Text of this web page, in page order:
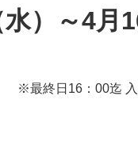
）～4
最終日16：00迄 入